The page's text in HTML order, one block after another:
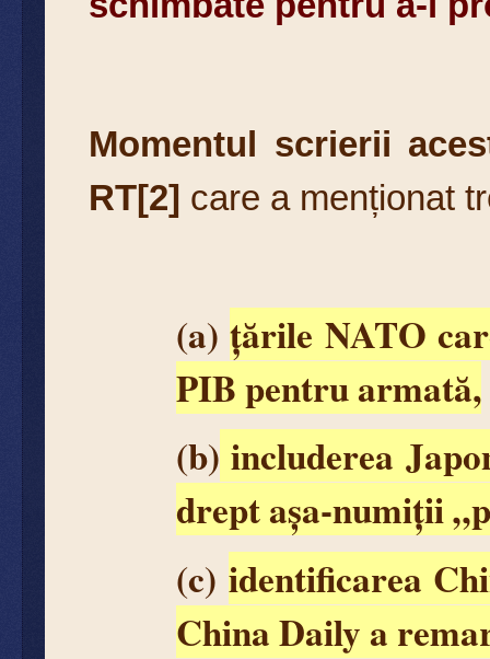
Momentul scrierii
RT[2] care a menționat
(a)țările NATO
PIB pentru armată,
(b) includerea
drept așa-numiții
(c) identificarea
China Daily a